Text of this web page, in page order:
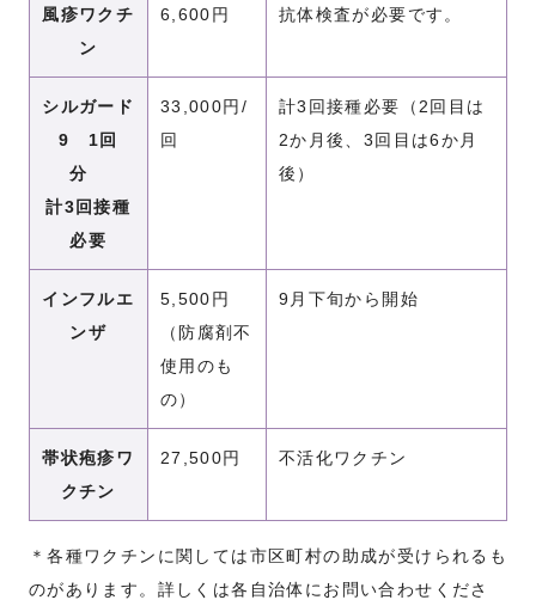
風疹ワクチ
ン
6,600円 抗体検査が必要です。
シルガード
9 1回
分
計3回接種
必要
33,000円/
回
計3回接種必要（2回目は
2か月後、3回目は6か月
後）
インフルエ
ンザ
5,500円
（防腐剤不
使用のも
の）
9月下旬から開始
帯状疱疹ワ
クチン
27,500円 不活化ワクチン
＊各種ワクチンに関しては市区町村の助成が受けられるも
のがあります。詳しくは各自治体にお問い合わせくださ